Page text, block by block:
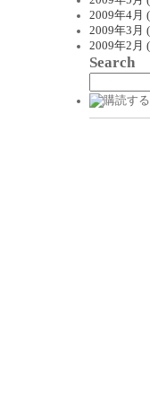
2009年4月
2009年3月
2009年2月
Search